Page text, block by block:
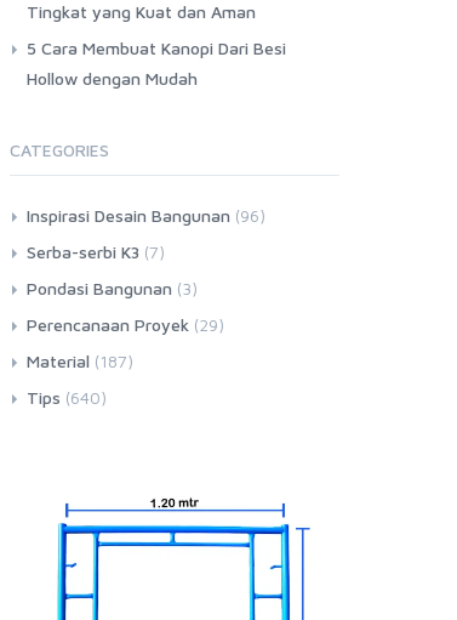
Tingkat yang Kuat dan Aman
5 Cara Membuat Kanopi Dari Besi
Hollow dengan Mudah
CATEGORIES
Inspirasi Desain Bangunan (96)
Serba-serbi K3 (7)
Pondasi Bangunan (3)
Perencanaan Proyek (29)
Material (187)
Tips (640)